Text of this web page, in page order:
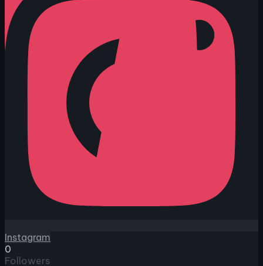
Instagram
0
Followers